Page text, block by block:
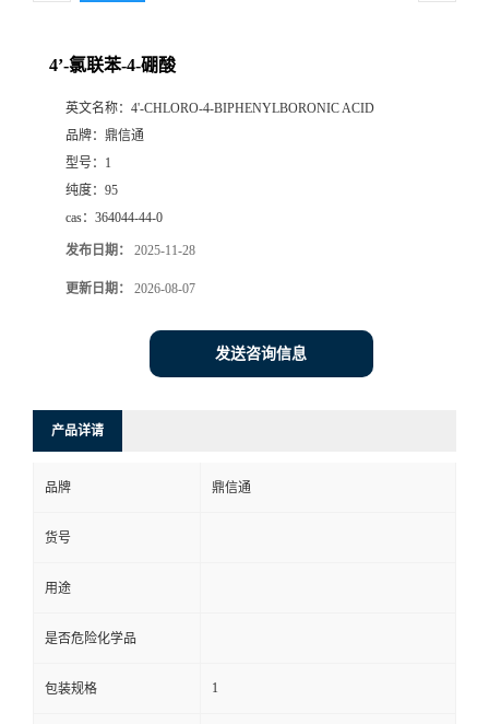
4’-氯联苯-4-硼酸
英文名称： 4'-CHLORO-4-BIPHENYLBORONIC ACID
品牌： 鼎信通
型号： 1
纯度： 95
cas： 364044-44-0
发布日期： 2025-11-28
更新日期： 2026-08-07
发送咨询信息
产品详请
品牌 鼎信通
货号
用途
是否危险化学品
包装规格 1